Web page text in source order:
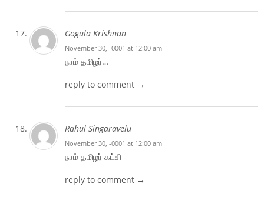
Gogula Krishnan
November 30, -0001 at 12:00 am
நாம் தமிழர்…
reply to comment →
Rahul Singaravelu
November 30, -0001 at 12:00 am
நாம் தமிழர் கட்சி
reply to comment →